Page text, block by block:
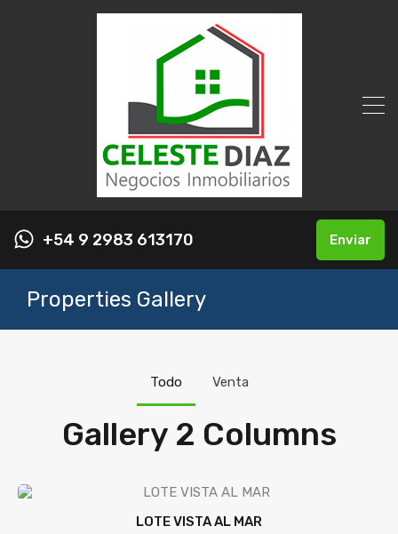
+54 9 2983 613170 Enviar
Properties Gallery
Gallery 2 Columns
Todo Venta
LOTE VISTA AL MAR